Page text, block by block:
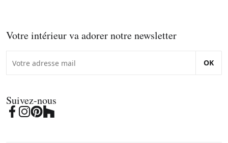
Votre intérieur va adorer notre newsletter
OK
Suivez-nous